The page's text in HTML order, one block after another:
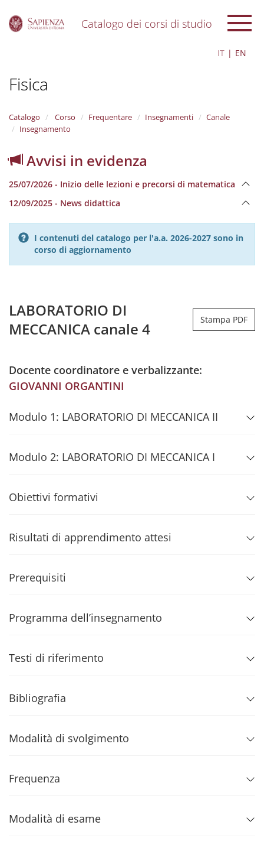
Catalogo dei corsi di studio
IT EN
Fisica
Catalogo Corso Frequentare Insegnamenti
Canale
Insegnamento
Avvisi in evidenza
25/07/2026 - Inizio delle lezioni e precorsi di matematica
12/09/2025 - News didattica
I contenuti del catalogo per l'a.a. 2026-2027 sono in
corso di aggiornamento
LABORATORIO DI
MECCANICA canale 4
Stampa PDF
Docente coordinatore e verbalizzante:
GIOVANNI ORGANTINI
Modulo 1: LABORATORIO DI MECCANICA II
Modulo 2: LABORATORIO DI MECCANICA I
Obiettivi formativi
Risultati di apprendimento attesi
Prerequisiti
Programma dell’insegnamento
Testi di riferimento
Bibliografia
Modalità di svolgimento
Frequenza
Modalità di esame